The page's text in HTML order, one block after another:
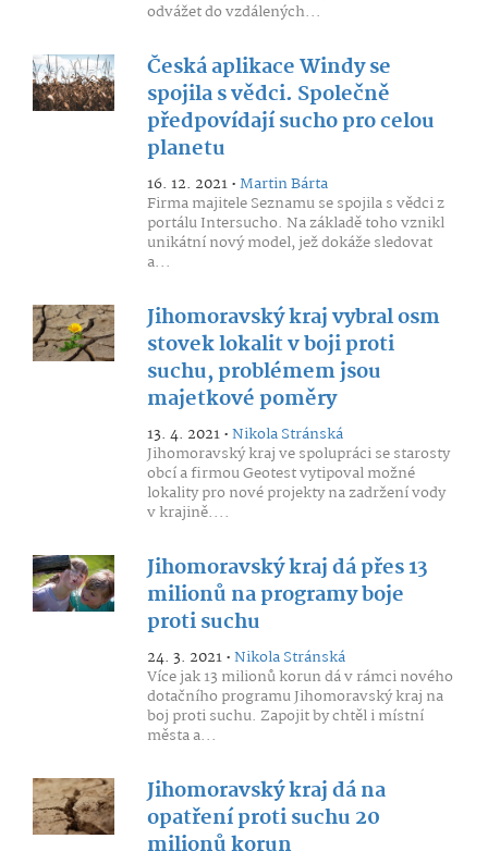
odvážet do vzdálených...
Česká aplikace Windy se
spojila s vědci. Společně
předpovídají sucho pro celou
planetu
16. 12. 2021 •Martin Bárta
Firma majitele Seznamu se spojila s vědci z
portálu Intersucho. Na základě toho vznikl
unikátní nový model, jež dokáže sledovat
a...
Jihomoravský kraj vybral osm
stovek lokalit v boji proti
suchu, problémem jsou
majetkové poměry
13. 4. 2021 •Nikola Stránská
Jihomoravský kraj ve spolupráci se starosty
obcí a firmou Geotest vytipoval možné
lokality pro nové projekty na zadržení vody
v krajině....
Jihomoravský kraj dá přes 13
milionů na programy boje
proti suchu
24. 3. 2021 •Nikola Stránská
Více jak 13 milionů korun dá v rámci nového
dotačního programu Jihomoravský kraj na
boj proti suchu. Zapojit by chtěl i místní
města a...
Jihomoravský kraj dá na
opatření proti suchu 20